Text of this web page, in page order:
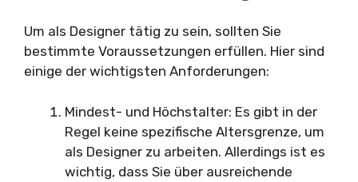
Um als Designer tätig zu sein, sollten Sie
bestimmte Voraussetzungen erfüllen. Hier sind
einige der wichtigsten Anforderungen:
Mindest- und Höchstalter: Es gibt in der
Regel keine spezifische Altersgrenze, um
als Designer zu arbeiten. Allerdings ist es
wichtig, dass Sie über ausreichende